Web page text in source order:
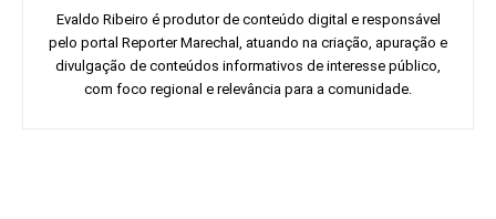
Evaldo Ribeiro é produtor de conteúdo digital e responsável
pelo portal Reporter Marechal, atuando na criação, apuração e
divulgação de conteúdos informativos de interesse público,
com foco regional e relevância para a comunidade.